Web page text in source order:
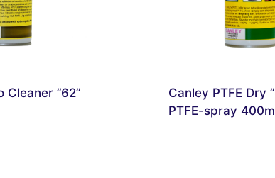
Cleaner ”62”
Canley PTFE Dry
PTFE-spray